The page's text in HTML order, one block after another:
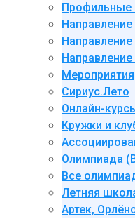
Профильные
Направление
Направление
Направление
Мероприятия
Сириус.Лето
Онлайн-
Кружки и
Олимпиада
Все
Летняя
Артек,